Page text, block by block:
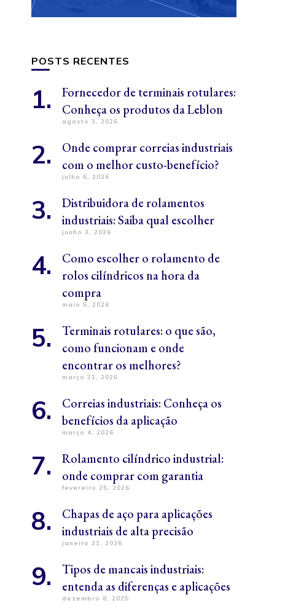
POSTS RECENTES
Fornecedor de terminais rotulares:
Conheça os produtos da Leblon
agosto 3, 2026
Onde comprar correias industriais
com o melhor custo-benefício?
julho 6, 2026
Distribuidora de rolamentos
industriais: Saiba qual escolher
junho 3, 2026
Como escolher o rolamento de
rolos cilíndricos na hora da
compra
maio 5, 2026
Terminais rotulares: o que são,
como funcionam e onde
encontrar os melhores?
março 31, 2026
Correias industriais: Conheça os
benefícios da aplicação
março 4, 2026
Rolamento cilíndrico industrial:
onde comprar com garantia
fevereiro 25, 2026
Chapas de aço para aplicações
industriais de alta precisão
janeiro 21, 2026
Tipos de mancais industriais:
entenda as diferenças e aplicações
dezembro 8, 2025